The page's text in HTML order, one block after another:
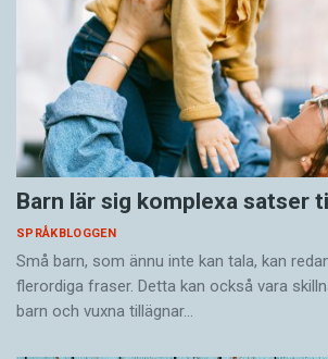
Barn lär sig komplexa satser
SPRÅKBLOGGEN
Små barn, som ännu inte kan tala, kan
flerordiga fraser. Detta kan också vara
barn och vuxna tillägnar…